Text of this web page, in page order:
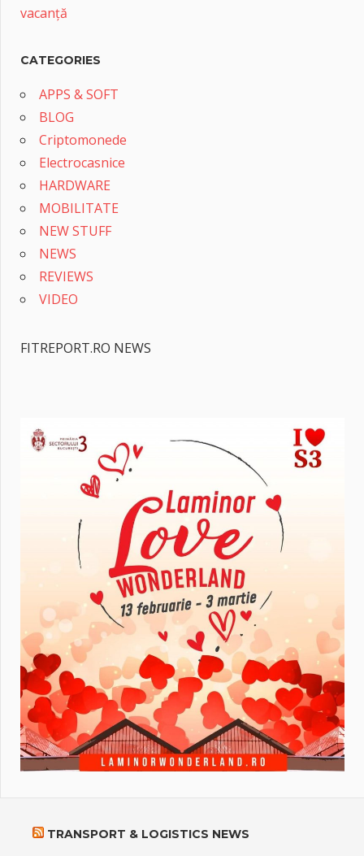
vacanță
CATEGORIES
APPS & SOFT
BLOG
Criptomonede
Electrocasnice
HARDWARE
MOBILITATE
NEW STUFF
NEWS
REVIEWS
VIDEO
FITREPORT.RO NEWS
TRANSPORT & LOGISTICS NEWS